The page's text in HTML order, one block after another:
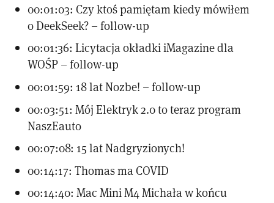
00:01:03: Czy ktoś pamiętam kiedy mówiłem
o DeekSeek? – follow-up
00:01:36: Licytacja okładki iMagazine dla
WOŚP – follow-up
00:01:59: 18 lat Nozbe! – follow-up
00:03:51: Mój Elektryk 2.0 to teraz program
NaszEauto
00:07:08: 15 lat Nadgryzionych!
00:14:17: Thomas ma COVID
00:14:40: Mac Mini M4 Michała w końcu